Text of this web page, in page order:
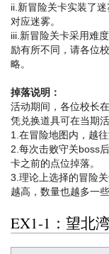
ii.新冒险关卡实装了
对应迷雾。
iii.新冒险关卡采用难
励有所不同，请各位
略。
掉落说明：
活动期间，各位校长
凭兑换道具可在当期
1.在冒险地图内，越
2.每次击败守关boss
卡之前的点位掉落。
3.理论上选择的冒险
越高，数量也越多一些
EX1-1：望北